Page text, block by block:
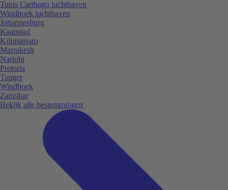
Tunis Carthago luchthaven
Windhoek luchthaven
Johannesburg
Kaapstad
Kilimanjaro
Marrakesh
Nariobi
Pretoria
Tanger
Windhoek
Zanzibar
Bekijk alle bestemmingen